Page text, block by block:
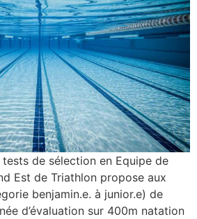
tests de sélection en Equipe de
Est de Triathlon propose aux
benjamin.e. à junior.e) de
d’évaluation sur 400m natation